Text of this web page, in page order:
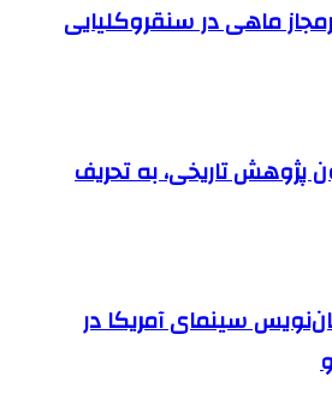
ماهی در سنقروکلیایی
پژوهش تاریخی، به تحریف
سینمای آمریکا در